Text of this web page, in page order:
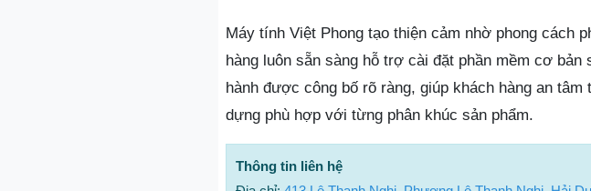
Máy tính Việt Phong tạo thiện cảm nhờ phong cách
hàng luôn sẵn sàng hỗ trợ cài đặt phần mềm cơ
hành được công bố rõ ràng, giúp khách hàng an
dựng phù hợp với từng phân khúc sản phẩm.
Thông tin liên hệ